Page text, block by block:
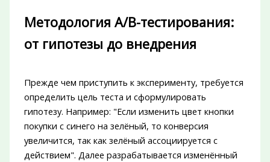
Методология A/B-тестирования:
от гипотезы до внедрения
Прежде чем приступить к эксперименту, требуется
определить цель теста и сформулировать
гипотезу. Например: "Если изменить цвет кнопки
покупки с синего на зелёный, то конверсия
увеличится, так как зелёный ассоциируется с
действием". Далее разрабатывается изменённый